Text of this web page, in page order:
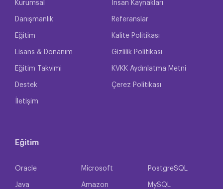
Kurumsal
Danışmanlık
Eğitim
Lisans & Donanım
Eğitim Takvimi
Destek
İletişim
İnsan Kaynakları
Referanslar
Kalite Politikası
Gizlilik Politikası
KVKK Aydınlatma Metni
Çerez Politikası
Eğitim
Oracle Microsoft PostgreSQL
Java Amazon MySQL